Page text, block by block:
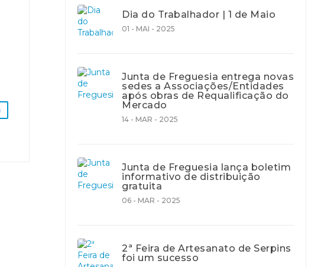
Dia do Trabalhador | 1 de Maio
01 - MAI - 2025
Junta de Freguesia entrega novas
sedes a Associações/Entidades
após obras de Requalificação do
Mercado
14 - MAR - 2025
Junta de Freguesia lança boletim
informativo de distribuição
gratuita
06 - MAR - 2025
2ª Feira de Artesanato de Serpins
foi um sucesso